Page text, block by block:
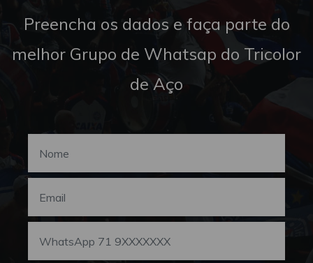
Preencha os dados e faça parte do
melhor Grupo de Whatsap do Tricolor
de Aço